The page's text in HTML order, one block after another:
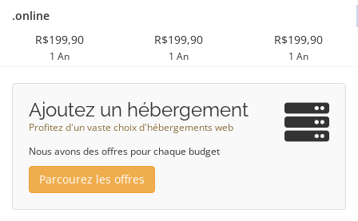
.online
R$199,90
1 An
R$199,90
1 An
R$199,90
1 An
Ajoutez un hébergement
Profitez d'un vaste choix d'hébergements web
Nous avons des offres pour chaque budget
Parcourez les offres